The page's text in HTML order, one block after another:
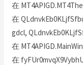
在
在
gdcl,
在
在